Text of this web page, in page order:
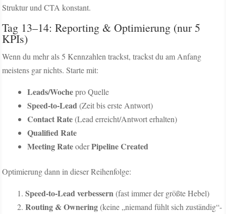
Struktur und CTA konstant.
Tag 13–14: Reporting & Optimierung (nur 5
KPIs)
Wenn du mehr als 5 Kennzahlen trackst, trackst du am Anfang
meistens gar nichts. Starte mit:
Leads/Wochepro Quelle
Speed-to-Lead(Zeit bis erste Antwort)
Contact Rate(Lead erreicht/Antwort erhalten)
Qualified Rate
Meeting RateoderPipeline Created
Optimierung dann in dieser Reihenfolge:
Speed-to-Lead verbessern(fast immer der größte Hebel)
Routing & Ownering(keine „niemand fühlt sich zuständig“-